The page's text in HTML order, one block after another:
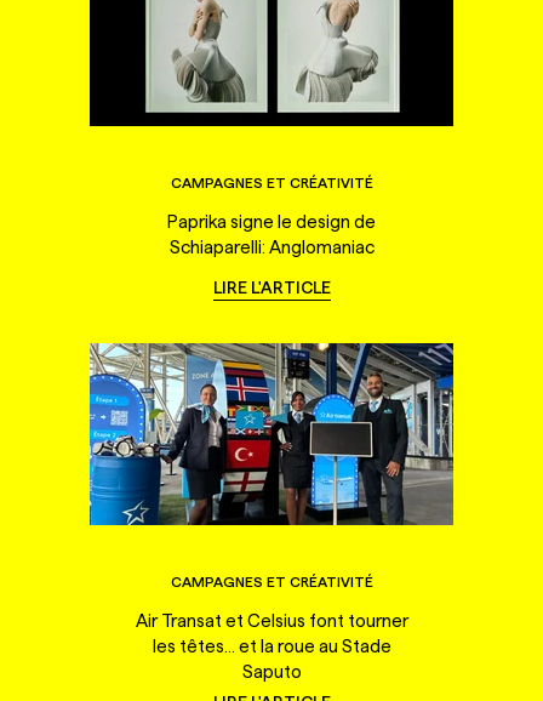
CAMPAGNES ET CRÉATIVITÉ
Paprika signe le design de
Schiaparelli: Anglomaniac
LIRE L'ARTICLE
CAMPAGNES ET CRÉATIVITÉ
Air Transat et Celsius font tourner
les têtes... et la roue au Stade
Saputo